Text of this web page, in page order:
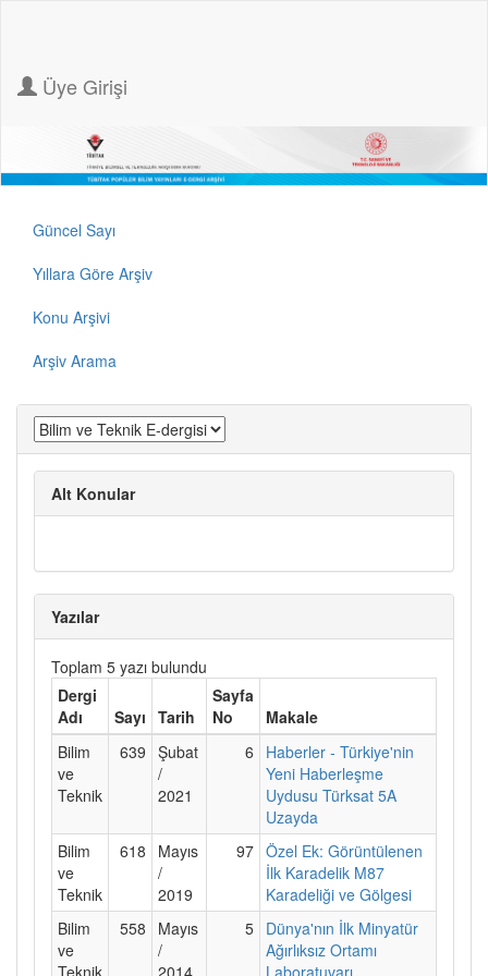
Üye Girişi
Güncel Sayı
Yıllara Göre Arşiv
Konu Arşivi
Arşiv Arama
Alt Konular
Yazılar
Toplam 5 yazı bulundu
Dergi
Adı
Sayı Tarih
Sayfa
No
Makale
Bilim
ve
Teknik
639 Şubat
/
2021
6
Haberler - Türkiye'nin
Yeni Haberleşme
Uydusu Türksat 5A
Uzayda
Bilim
ve
Teknik
618
Mayıs
/
2019
97 Özel Ek: Görüntülenen
İlk Karadelik M87
Karadeliği ve Gölgesi
Bilim
ve
Teknik
558
Mayıs
/
2014
5 Dünya'nın İlk Minyatür
Ağırlıksız Ortamı
Laboratuvarı